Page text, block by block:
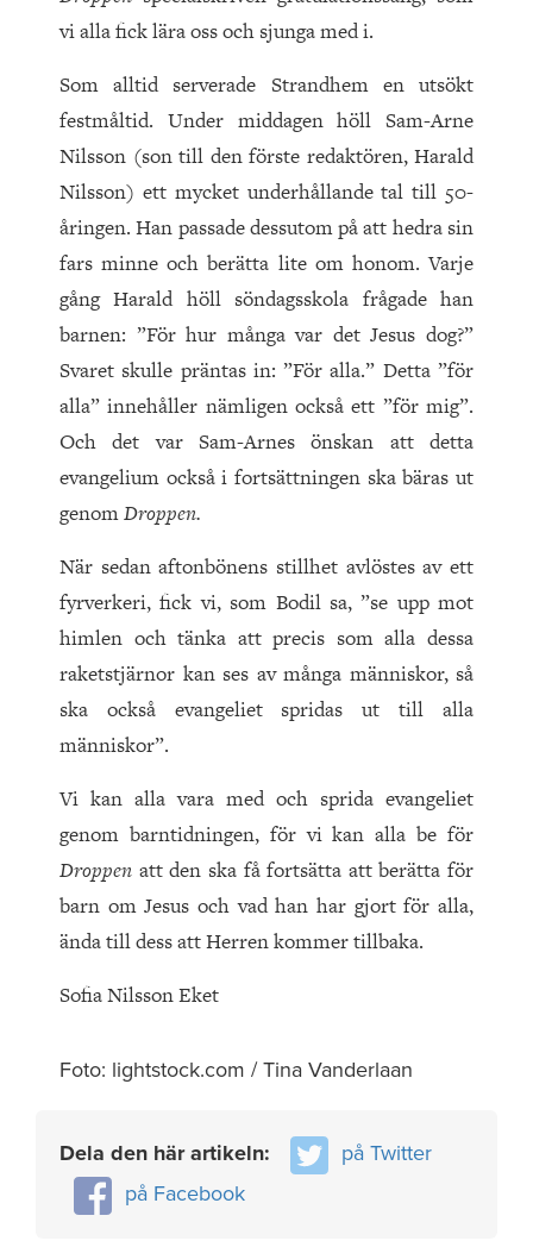
vi alla fick lära oss och sjunga med i.
Som alltid serverade Strandhem en utsökt
festmåltid. Under middagen höll Sam-Arne
Nilsson (son till den förste redaktören, Harald
Nilsson) ett mycket underhållande tal till 50-
åringen. Han passade dessutom på att hedra sin
fars minne och berätta lite om honom. Varje
gång Harald höll söndagsskola frågade han
barnen: ”För hur många var det Jesus dog?”
Svaret skulle präntas in: ”För alla.” Detta ”för
alla” innehåller nämligen också ett ”för mig”.
Och det var Sam-Arnes önskan att detta
evangelium också i fortsättningen ska bäras ut
genomDroppen.
När sedan aftonbönens stillhet avlöstes av ett
fyrverkeri, fick vi, som Bodil sa, ”se upp mot
himlen och tänka att precis som alla dessa
raketstjärnor kan ses av många människor, så
ska också evangeliet spridas ut till alla
människor”.
Vi kan alla vara med och sprida evangeliet
genom barntidningen, för vi kan alla be för
Droppen att den ska få fortsätta att berätta för
barn om Jesus och vad han har gjort för alla,
ända till dess att Herren kommer tillbaka.
Sofia Nilsson Eket
Foto: lightstock.com / Tina Vanderlaan
Dela den här artikeln:
på Twitter
på Facebook